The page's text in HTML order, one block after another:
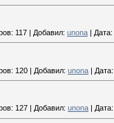
117 | Добавил: unona | Дата:
120 | Добавил: unona | Дата:
127 | Добавил: unona | Дата: